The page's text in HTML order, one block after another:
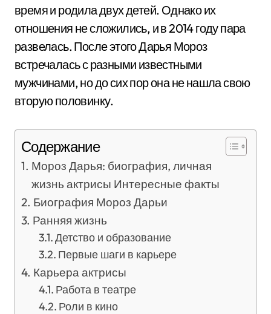
время и родила двух детей. Однако их
отношения не сложились, и в 2014 году пара
развелась. После этого Дарья Мороз
встречалась с разными известными
мужчинами, но до сих пор она не нашла свою
вторую половинку.
Содержание
Мороз Дарья: биография, личная
жизнь актрисы Интересные факты
Биография Мороз Дарьи
Ранняя жизнь
Детство и образование
Первые шаги в карьере
Карьера актрисы
Работа в театре
Роли в кино